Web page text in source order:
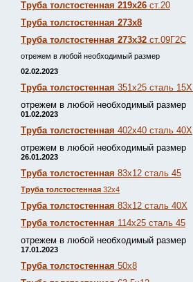
Труба толстостенная 219х26 ст.20
Труба толстостенная 273х8
Труба толстостенная 273х32 ст.09Г2С
отрежем в любой необходимый размер
02.02.2023
Труба толстостенная 351х25 сталь 15Х
отрежем в любой необходимый размер
01.02.2023
Труба толстостенная 402х40 сталь 40Х
отрежем в любой необходимый размер
26.01.2023
Труба толстостенная 83х12 сталь 45
Труба толстостенная 32х4
Труба толстостенная 83х12 сталь 40Х
Труба толстостенная 114х25 сталь 45
отрежем в любой необходимый размер
17.01.2023
Труба толстостенная 50х8